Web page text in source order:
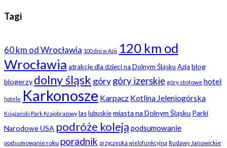
Tagi
60 km od Wrocławia 100 dni w Azji 120 km od
Wrocławia atrakcje dla dzieci na Dolnym Śląsku Azja blog
blogerzy dolny śląsk górygóry izerskie góry stołowe hotel
hotele Karkonosze Karpacz Kotlina Jeleniogórska
Książański Park Krajobrazowy las lubuskie miasta na Dolnym Śląsku Parki
Narodowe USA podróże koleją podsumowanie
podsumowanie roku poradnik przyczepka wielofunkcyjna Rudawy Janowickie